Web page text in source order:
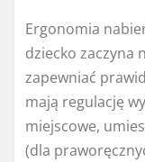
Ergonomia
dziecko zaczyna
zapewniać
mają regulację
miejscowe,
(dla